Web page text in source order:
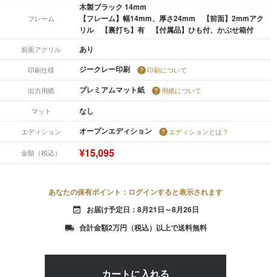
フレーム
木製ブラック 14mm
【フレーム】幅14mm、厚さ24mm 【前面】2mmアク
リル 【裏打ち】有 【付属品】ひも付、かぶせ箱付
前面アクリル あり
印刷仕様 ジークレー印刷 印刷について
出力用紙 プレミアムマット紙 用紙について
マット なし
エディション オープンエディション エディションとは？
金額（税込） ¥15,095
あなたの保有ポイント：ログインすると表示されます
event_available お届け予定日：8月21日～8月26日
local_shipping 合計金額2万円（税込）以上で送料無料